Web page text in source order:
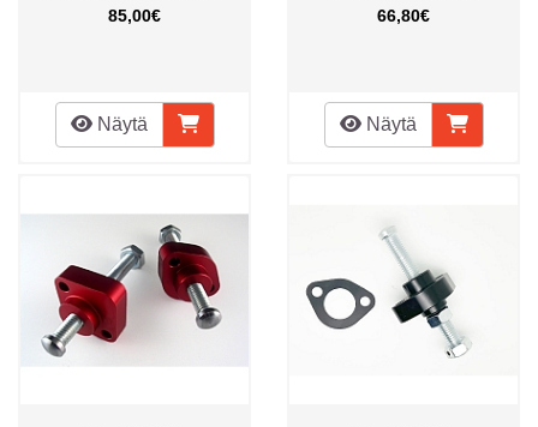
85,00€
Näytä
66,80€
Näytä